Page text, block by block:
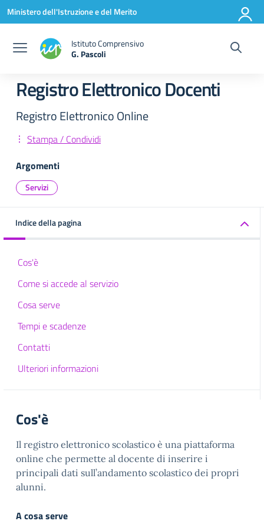
Vai ai contenuti
Vai al menu di navigazione
Vai al footer
Ministero dell'Istruzione e del Merito
Istituto Comprensivo
G. Pascoli
Registro Elettronico Docenti
Registro Elettronico Online
Stampa / Condividi
Argomenti
Servizi
Indice della pagina
Cos'è
Come si accede al servizio
Cosa serve
Tempi e scadenze
Contatti
Ulteriori informazioni
Cos'è
Il registro elettronico scolastico è una piattaforma
online che permette al docente di inserire i
principali dati sull’andamento scolastico dei propri
alunni.
A cosa serve